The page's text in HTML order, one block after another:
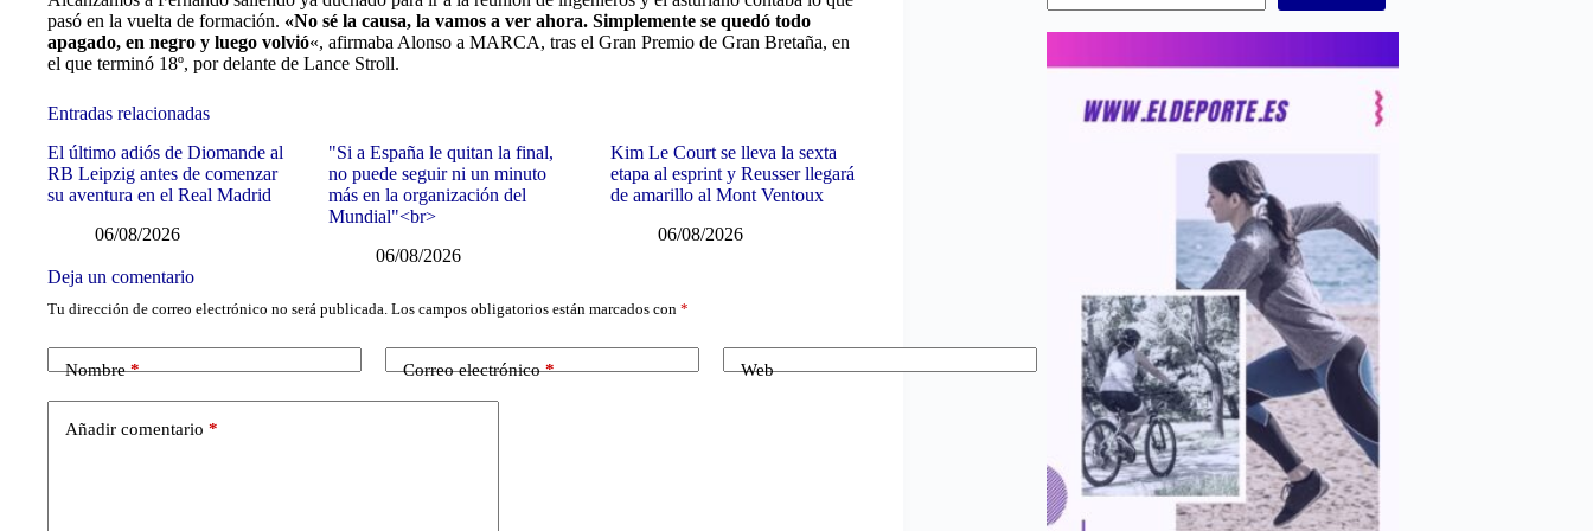
pasó en la vuelta de formación. «No sé la causa, la vamos a ver ahora. Simplemente se quedó todo
apagado, en negro y luego volvió«, afirmaba Alonso a MARCA, tras el Gran Premio de Gran Bretaña, en
el que terminó 18º, por delante de Lance Stroll.
Entradas relacionadas
El último adiós de Diomande al
RB Leipzig antes de comenzar
su aventura en el Real Madrid
06/08/2026
"Si a España le quitan la final,
no puede seguir ni un minuto
más en la organización del
Mundial"<br>
06/08/2026
Kim Le Court se lleva la sexta
etapa al esprint y Reusser llegará
de amarillo al Mont Ventoux
06/08/2026
Deja un comentario
Tu dirección de correo electrónico no será publicada. Los campos obligatorios están marcados con *
Nombre* Correo electrónico* Web
Añadir comentario *